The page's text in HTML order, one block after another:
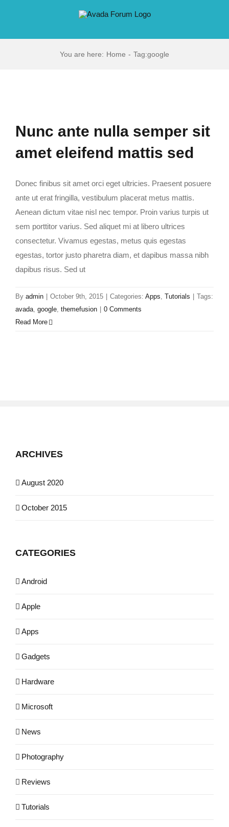
You are here: Home - Tag:google
Nunc ante nulla semper sit
amet eleifend mattis sed
Donec finibus sit amet orci eget ultricies. Praesent posuere
ante ut erat fringilla, vestibulum placerat metus mattis.
Aenean dictum vitae nisl nec tempor. Proin varius turpis ut
sem porttitor varius. Sed aliquet mi at libero ultrices
consectetur. Vivamus egestas, metus quis egestas
egestas, tortor justo pharetra diam, et dapibus massa nibh
dapibus risus. Sed ut
By admin October 9th, 2015 Categories: Apps, Tutorials
Tags:
avada, google, themefusion
0 Comments
Read More
ARCHIVES
August 2020
October 2015
CATEGORIES
Android
Apple
Apps
Gadgets
Hardware
Microsoft
News
Photography
Reviews
Tutorials